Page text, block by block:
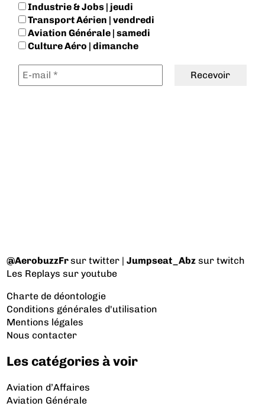
Industrie & Jobs | jeudi
Transport Aérien | vendredi
Aviation Générale | samedi
Culture Aéro | dimanche
@AerobuzzFrsur twitter |Jumpseat_Abz sur twitch
Les Replays sur youtube
Charte de déontologie
Conditions générales d'utilisation
Mentions légales
Nous contacter
Les catégories à voir
Aviation d’Affaires
Aviation Générale